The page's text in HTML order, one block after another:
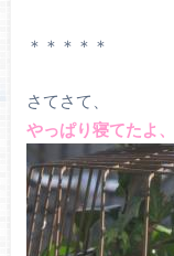
＊＊＊＊＊
さてさて、
やっぱり寝てたよ